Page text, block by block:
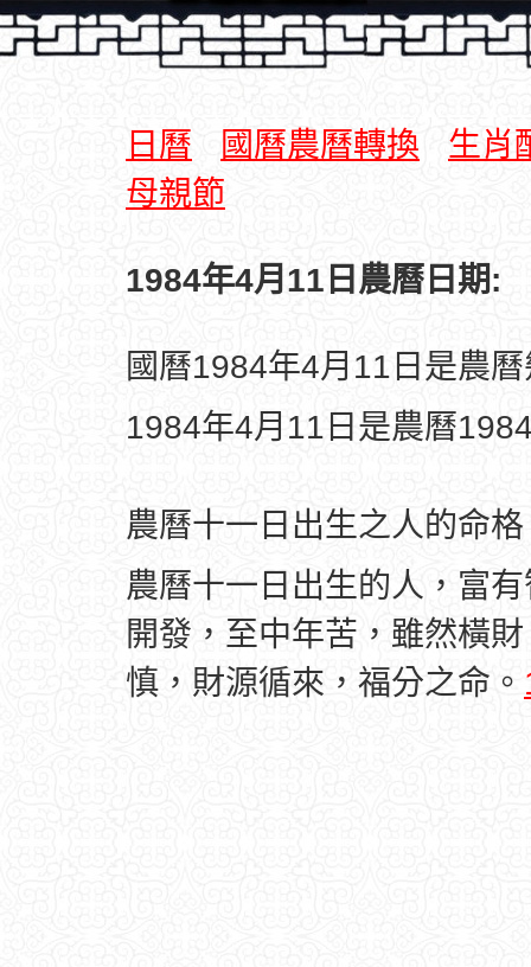
日曆 國曆農曆轉換
生肖
母親節
1984年4月11日農曆日期:
國曆1984年4月11日是農
1984年4月11日是農曆
農曆十一日出生之人的命
農曆十一日出生的人，富
開發，至中年苦，雖然橫
慎，財源循來，福分之命。